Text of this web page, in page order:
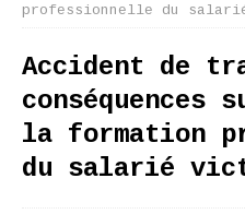
professionnelle du
Accident de
la formation
du salarié